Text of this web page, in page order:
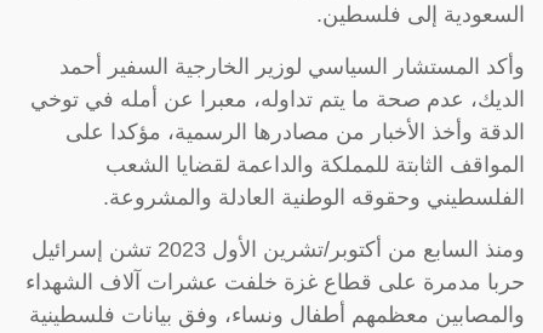
السعودية إلى فلسطين.
وأكد المستشار السياسي لوزير الخارجية السفير أحمد
الديك، عدم صحة ما يتم تداوله، معبرا عن أمله في توخي
الدقة وأخذ الأخبار من مصادرها الرسمية، مؤكدا على
المواقف الثابتة للمملكة والداعمة لقضايا الشعب
الفلسطيني وحقوقه الوطنية العادلة والمشروعة.
ومنذ السابع من أكتوبر/تشرين الأول 2023 تشن إسرائيل
حربا مدمرة على قطاع غزة خلفت عشرات آلاف الشهداء
والمصابين معظمهم أطفال ونساء، وفق بيانات فلسطينية